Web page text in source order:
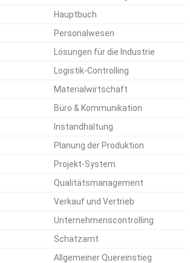
Hauptbuch
Personalwesen
Lösungen für die Industrie
Logistik-Controlling
Materialwirtschaft
Büro & Kommunikation
Instandhaltung
Planung der Produktion
Projekt-System
Qualitätsmanagement
Verkauf und Vertrieb
Unternehmenscontrolling
Schatzamt
Allgemeiner Quereinstieg